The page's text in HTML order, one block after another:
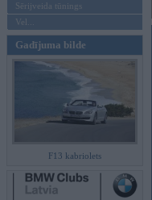
Sērijveida tūnings
Vel...
Gadījuma bilde
F13 kabriolets